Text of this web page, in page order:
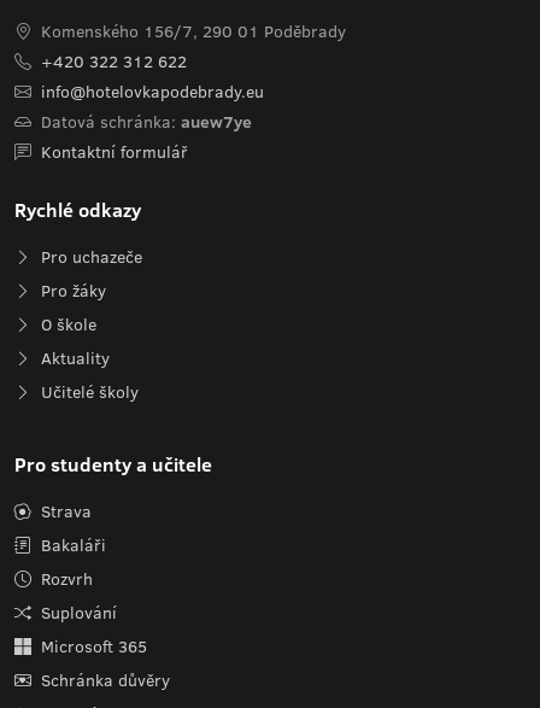
Komenského 156/7, 290 01 Poděbrady
+420 322 312 622
info@hotelovkapodebrady.eu
Datová schránka: auew7ye
Kontaktní formulář
Rychlé odkazy
Pro uchazeče
Pro žáky
O škole
Aktuality
Učitelé školy
Pro studenty a učitele
Strava
Bakaláři
Rozvrh
Suplování
Microsoft 365
Schránka důvěry